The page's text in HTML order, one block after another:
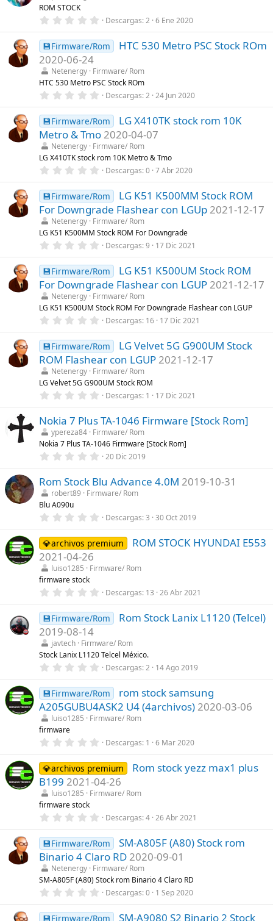
r
l
l
a
s
)
ROM STOCK
0
0
0
e
t
r
e
l
a
(
s
)
Descargas 2 6 Ene 2020
💾Firmware/Rom
HTC 530 Metro PSC Stock ROm
2020-06-24
Netenergy Firmware/ Rom
HTC 530 Metro PSC Stock ROm
0
0
0
e
s
t
r
e
l
a
(
s
)
Descargas 2 24 Jun 2020
💾Firmware/Rom
LG X410TK stock rom 10K
Metro & Tmo 2020-04-07
Netenergy Firmware/ Rom
LG X410TK stock rom 10K Metro & Tmo
0
0
0
e
s
t
r
e
l
a
(
s
)
Descargas 0 7 Abr 2020
💾Firmware/Rom
LG K51 K500MM Stock ROM
For Downgrade Flashear con LGUp 2021-12-17
Netenergy Firmware/ Rom
LG K51 K500MM Stock ROM For Downgrade
0
0
0
e
s
t
r
e
l
a
(
s
)
Descargas 9 17 Dic 2021
💾Firmware/Rom
LG K51 K500UM Stock ROM
For Downgrade Flashear con LGUP 2021-12-17
Netenergy Firmware/ Rom
LG K51 K500UM Stock ROM For Downgrade Flashear con LGUP
0
0
0
e
s
t
r
e
l
(
s
)
Descargas 16 17 Dic 2021
💾Firmware/Rom
LG Velvet 5G G900UM Stock
ROM Flashear con LGUP 2021-12-17
Netenergy Firmware/ Rom
LG Velvet 5G G900UM Stock ROM
0
0
0
e
s
t
r
l
l
a
(
Descargas 1 17 Dic 2021
Nokia 7 Plus TA-1046 Firmware [Stock Rom]
ypereza84 Firmware/ Rom
Nokia 7 Plus TA-1046 Firmware [Stock Rom]
0
0
0
e
s
r
l
l
a
s
)
20 Dic 2019
Rom Stock Blu Advance 4.0M 2019-10-31
robert89
Firmware/ Rom
Blu A090u
0
0
0
e
t
l
a
(
s
Descargas 3 30 Oct 2019
💎archivos premium
ROM STOCK HYUNDAI E553
2021-04-26
luiso1285
Firmware/ Rom
firmware stock
0
0
0
e
t
r
e
l
a
(
s
)
Descargas 13 26 Abr 2021
💾Firmware/Rom
Rom Stock Lanix L1120 (Telcel)
2019-08-14
javtech Firmware/ Rom
Stock Lanix L1120 Telcel México.
0
0
0
e
s
t
l
a
(
s
)
Descargas 2 14 Ago 2019
💾Firmware/Rom
rom stock samsung
A205GUBU4ASK2 U4 (4archivos) 2020-03-06
luiso1285
Firmware/ Rom
firmware
0
0
0
e
s
t
l
a
(
s
)
Descargas 1 6 Mar 2020
💎archivos premium
Rom stock yezz max1 plus
B199 2021-04-26
luiso1285
Firmware/ Rom
firmware stock
0
0
0
e
s
t
r
e
l
a
Descargas 4 26 Abr 2021
💾Firmware/Rom
SM-A805F (A80) Stock rom
Binario 4 Claro RD 2020-09-01
Netenergy Firmware/ Rom
SM-A805F (A80) Stock rom Binario 4 Claro RD
0
0
0
Descargas 0 1 Sep 2020
💾Firmware/Rom SM-A9080 S2 Binario 2 Stock